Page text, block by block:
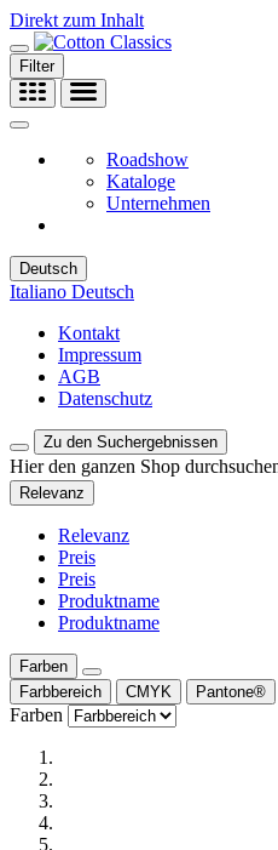
Direkt zum Inhalt
Filter
Roadshow
Kataloge
Unternehmen
Deutsch
Italiano Deutsch
Kontakt
Impressum
AGB
Datenschutz
Zu den Suchergebnissen
Hier den ganzen Shop
Relevanz
Relevanz
Preis
Preis
Produktname
Produktname
Farben
Farbbereich
CMYK Pantone®
Farben